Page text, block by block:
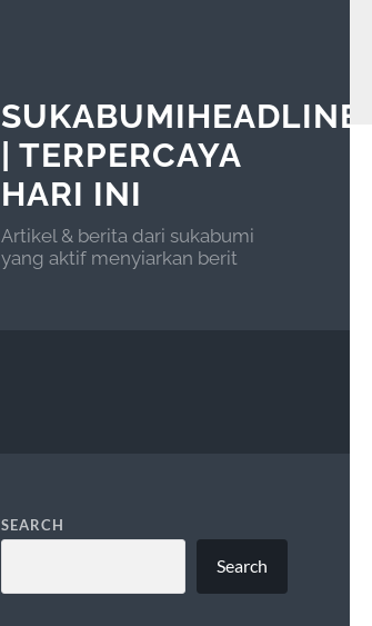
SUKABUMIHEADLINES
| TERPERCAYA
HARI INI
Artikel & berita dari sukabumi
yang aktif menyiarkan berit
SEARCH
Search